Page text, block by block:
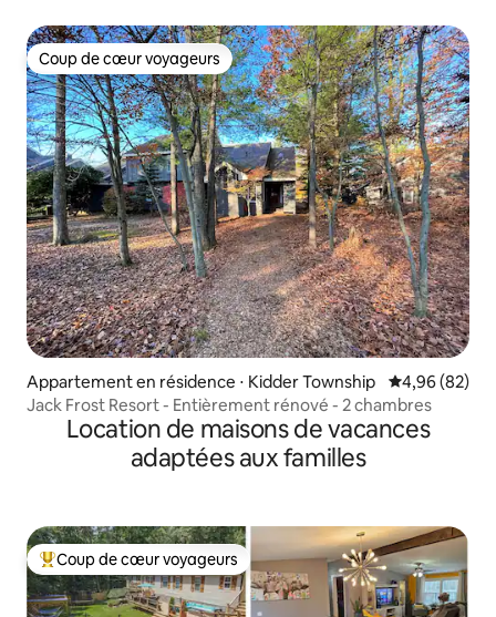
Coup de cœur voyageurs
Coup de cœur voyageurs
Appartement en résidence ⋅ Kidder Township Évaluation
4,96 (82)
Jack Frost Resort - Entièrement rénové - 2 chambres
Location de maisons de vacances
adaptées aux familles
Coups de cœur voyageurs les plus appréciés
Coup de cœur voyageurs